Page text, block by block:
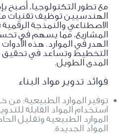
مع تطور التكنولوجيا، أصبح
الهندسيين توظيف تقنيات
الاصطناعي والنمذجة
المشاريع، مما يسهم في
الهدر في الموارد. هذه
التخطيط وتساعد في تحقيق
المدى الطويل.
فوائد تدوير مواد البناء
توفير الموارد الطبيعية: من
استخدام المواد القابلة
الموارد الطبيعية وتقليل
المواد الجديدة.